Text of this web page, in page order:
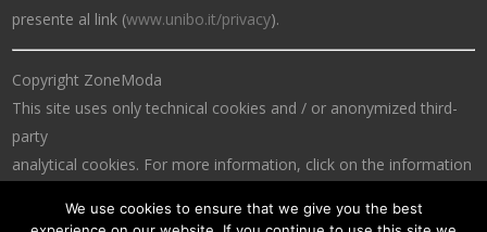
presente al link (www.unibo.it/privacy).
Copyright ZoneModa
This site uses only technical cookies and / or anonymized third-
party
analytical cookies. For more information, click on the information
We use cookies to ensure that we give you the best